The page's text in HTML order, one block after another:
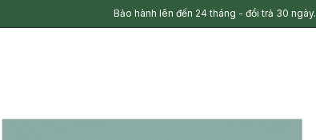
Bảo hành lên đến 24 tháng - đổi trả 30 ngày.